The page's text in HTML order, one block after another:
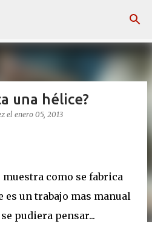
principal
una hélice?
el enero 05, 2013
como se fabrica
es un trabajo mas manual
pudiera pensar...